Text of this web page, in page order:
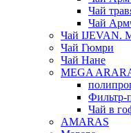
Чай
Чай
Чай IJEVAN.
Чай Гюмри
Чай Нане
MEGA
Фильтр-
Чай в
AMARAS